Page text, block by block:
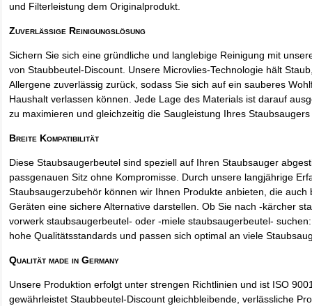
und Filterleistung dem Originalprodukt.
Zuverlässige Reinigungslösung
Sichern Sie sich eine gründliche und langlebige Reinigung mit
von Staubbeutel-Discount. Unsere Microvlies-Technologie hält
Allergene zuverlässig zurück, sodass Sie sich auf ein sauberes
Haushalt verlassen können. Jede Lage des Materials ist darauf
zu maximieren und gleichzeitig die Saugleistung Ihres
Breite Kompatibilität
Diese Staubsaugerbeutel sind speziell auf Ihren Staubsauger
passgenauen Sitz ohne Kompromisse. Durch unsere langjährige
Staubsaugerzubehör können wir Ihnen Produkte anbieten, die auch
Geräten eine sichere Alternative darstellen. Ob Sie nach -kärcher
vorwerk staubsaugerbeutel- oder -miele staubsaugerbeutel-
hohe Qualitätsstandards und passen sich optimal an viele
Qualität made in Germany
Unsere Produktion erfolgt unter strengen Richtlinien und ist ISO
gewährleistet Staubbeutel-Discount gleichbleibende, verlässliche